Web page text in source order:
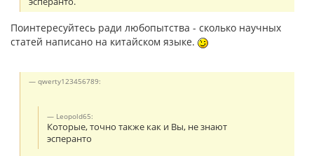
Поинтересуйтесь ради любопытства - сколько научных
статей написано на китайском языке.
qwerty123456789:
Leopold65:
Которые, точно также как и Вы, не знают
эсперанто